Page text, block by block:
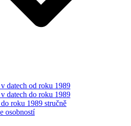
datech od roku 1989
datech do roku 1989
roku 1989 stručně
osobností